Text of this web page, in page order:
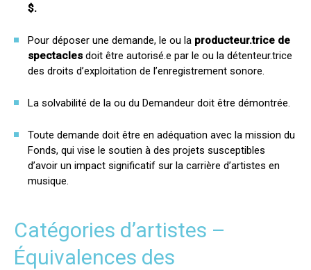
$.
Pour déposer une demande, le ou la producteur.trice de
spectacles doit être autorisé.e par le ou la détenteur.trice
des droits d’exploitation de l’enregistrement sonore.
La solvabilité de la ou du Demandeur doit être démontrée.
Toute demande doit être en adéquation avec la mission du
Fonds, qui vise le soutien à des projets susceptibles
d’avoir un impact significatif sur la carrière d’artistes en
musique.
Catégories d’artistes –
Équivalences des